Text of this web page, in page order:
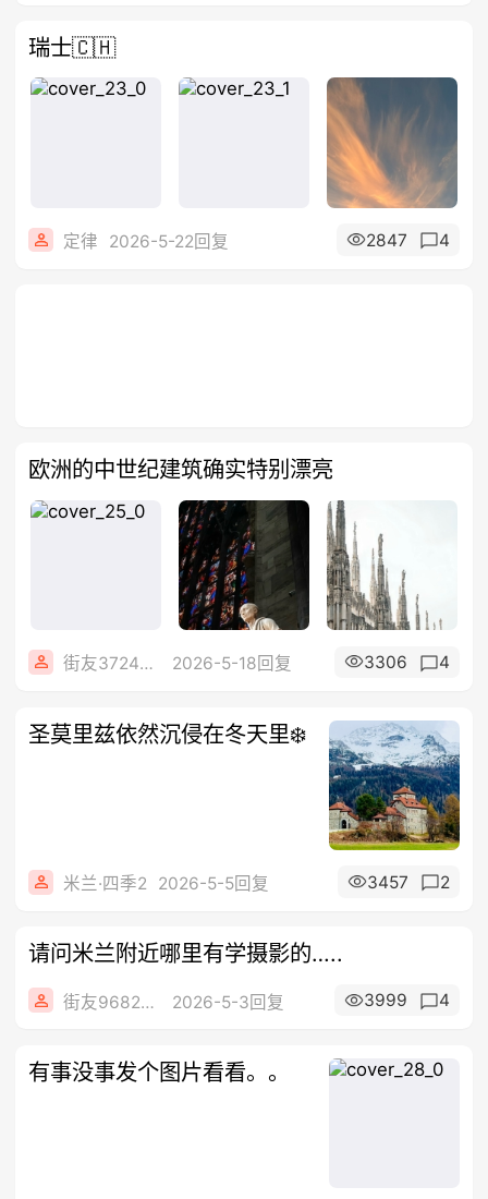
瑞士🇨🇭
定律 2026-5-22回复 2847 4
欧洲的中世纪建筑确实特别漂亮
街友37248604 2026-5-18回复 3306 4
圣莫里兹依然沉侵在冬天里❄️
米兰·四季2 2026-5-5回复 3457 2
请问米兰附近哪里有学摄影的…..
街友96822868 2026-5-3回复 3999 4
有事没事发个图片看看。。